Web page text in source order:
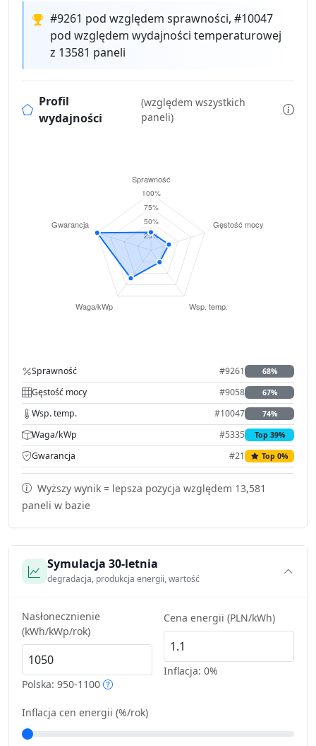
#9261 pod względem sprawności, #10047
pod względem wydajności temperaturowej
z 13581 paneli
Profil
wydajności
(względem wszystkich
paneli)
Sprawność #9261 68%
Gęstość mocy #9058 67%
Wsp. temp. #10047 74%
Waga/kWp #5335 Top 39%
Gwarancja #21 Top 0%
Wyższy wynik = lepsza pozycja względem 13,581
paneli w bazie
Symulacja 30-letnia
degradacja, produkcja energii, wartość
Nasłonecznienie
(kWh/kWp/rok)
Polska: 950-1100
Cena energii (PLN/kWh)
Inflacja: 0%
Inflacja cen energii (%/rok)